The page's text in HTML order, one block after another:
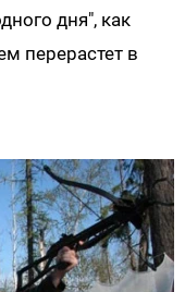
дня", как
перерастет в